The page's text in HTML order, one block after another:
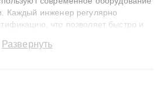
Каждый инженер регулярно
что позволяет быстро и
3 лет. Наши мастера решают
Развернуть